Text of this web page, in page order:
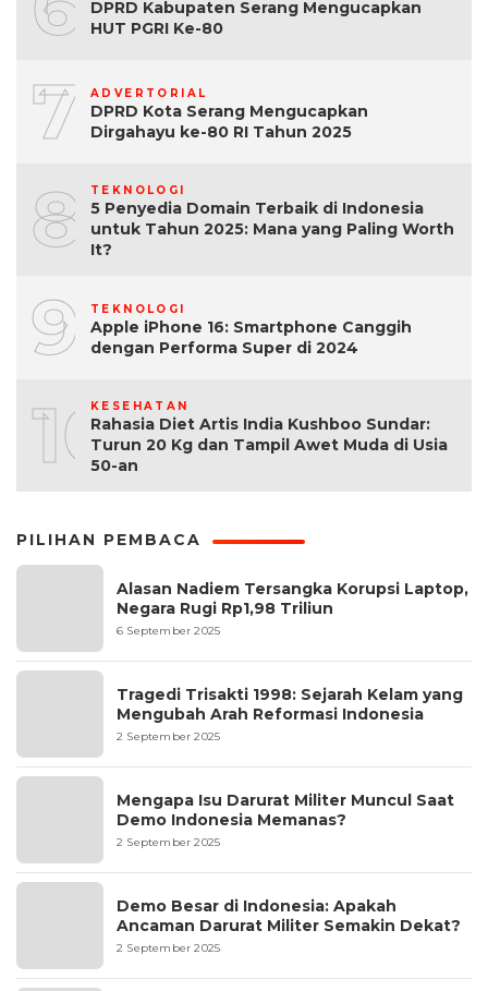
DPRD Kabupaten Serang Mengucapkan
HUT PGRI Ke-80
7 ADVERTORIAL
DPRD Kota Serang Mengucapkan
Dirgahayu ke-80 RI Tahun 2025
8 TEKNOLOGI
5 Penyedia Domain Terbaik di Indonesia
untuk Tahun 2025: Mana yang Paling Worth
It?
9 TEKNOLOGI
Apple iPhone 16: Smartphone Canggih
dengan Performa Super di 2024
10KESEHATAN
Rahasia Diet Artis India Kushboo Sundar:
Turun 20 Kg dan Tampil Awet Muda di Usia
50-an
PILIHAN PEMBACA
Alasan Nadiem Tersangka Korupsi Laptop,
Negara Rugi Rp1,98 Triliun
6 September 2025
Tragedi Trisakti 1998: Sejarah Kelam yang
Mengubah Arah Reformasi Indonesia
2 September 2025
Mengapa Isu Darurat Militer Muncul Saat
Demo Indonesia Memanas?
2 September 2025
Demo Besar di Indonesia: Apakah
Ancaman Darurat Militer Semakin Dekat?
2 September 2025